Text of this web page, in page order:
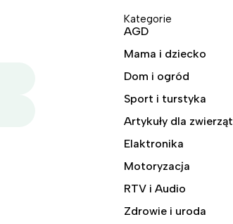
Kategorie
AGD
Mama i dziecko
Dom i ogród
Sport i turstyka
Artykuły dla zwierząt
Elaktronika
Motoryzacja
RTV i Audio
Zdrowie i uroda